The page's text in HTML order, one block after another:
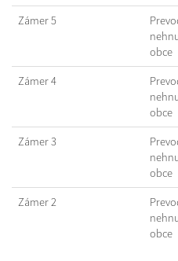
Zámer 5
obce
Zámer 4
obce
Zámer 3
obce
Zámer 2
obce